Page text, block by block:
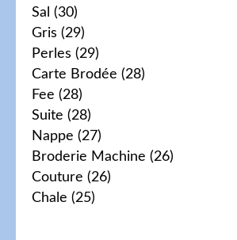
Sal (30)
Gris (29)
Perles (29)
Carte Brodée (28)
Fee (28)
Suite (28)
Nappe (27)
Broderie Machine (26)
Couture (26)
Chale (25)